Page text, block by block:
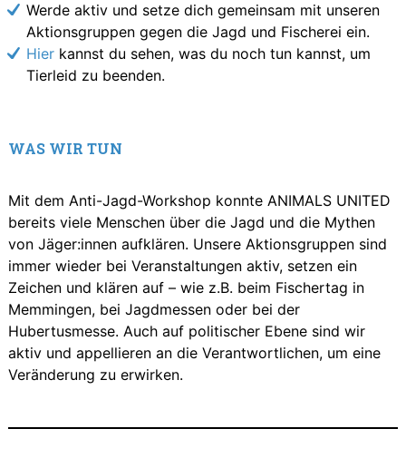
Werde aktiv und setze dich gemeinsam mit unseren
Aktionsgruppen gegen die Jagd und Fischerei ein.
Hier kannst du sehen, was du noch tun kannst, um
Tierleid zu beenden.
WAS WIR TUN
Mit dem Anti-Jagd-Workshop konnte ANIMALS UNITED
bereits viele Menschen über die Jagd und die Mythen
von Jäger:innen aufklären. Unsere Aktionsgruppen sind
immer wieder bei Veranstaltungen aktiv, setzen ein
Zeichen und klären auf – wie z.B. beim Fischertag in
Memmingen, bei Jagdmessen oder bei der
Hubertusmesse. Auch auf politischer Ebene sind wir
aktiv und appellieren an die Verantwortlichen, um eine
Veränderung zu erwirken.